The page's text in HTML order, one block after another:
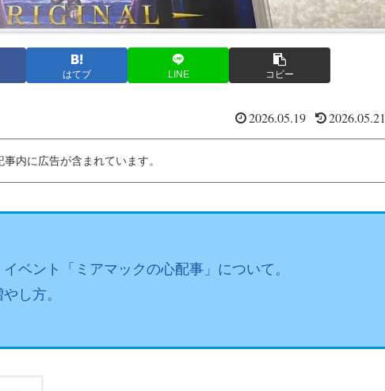
はてブ LINE コピー
2026.05.19 2026.05.21
事内に広告が含まれています。
ベント「ミアマックの心配事」について。
し方。